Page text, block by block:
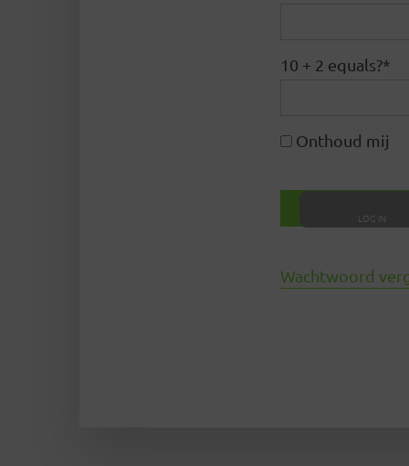
10 + 2 equals?*
Onthoud mij
Wachtwoord